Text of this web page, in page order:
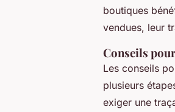
boutiques
vendues, leur
Conseils
Les conseils
plusieurs
exiger une